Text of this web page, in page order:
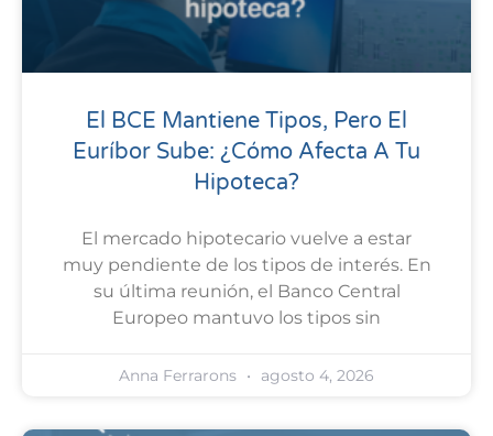
El BCE Mantiene Tipos, Pero El
Euríbor Sube: ¿cómo Afecta A Tu
Hipoteca?
El mercado hipotecario vuelve a estar
muy pendiente de los tipos de interés. En
su última reunión, el Banco Central
Europeo mantuvo los tipos sin
Anna Ferrarons agosto 4, 2026